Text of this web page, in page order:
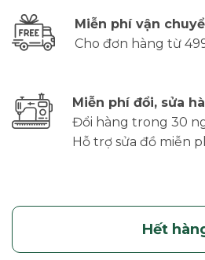
Miễn phí vận
Cho đơn hàng từ
Miễn phí đổi, sửa
Đổi hàng trong 30
Hỗ trợ sửa đồ miễn
Hết